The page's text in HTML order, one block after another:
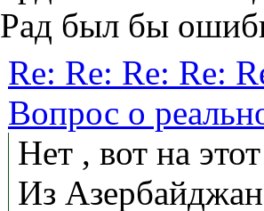
Рад был бы
Re: Re: Re: Re:
Вопрос о
Нет , вот на
Из